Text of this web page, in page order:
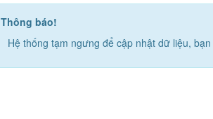
Thông báo!
Hệ thống tạm ngưng để cập nhật dữ liệu,